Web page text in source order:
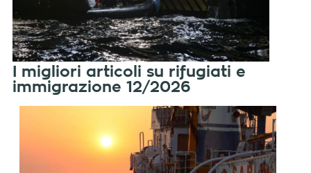
I migliori articoli su rifugiati e
immigrazione 12/2026